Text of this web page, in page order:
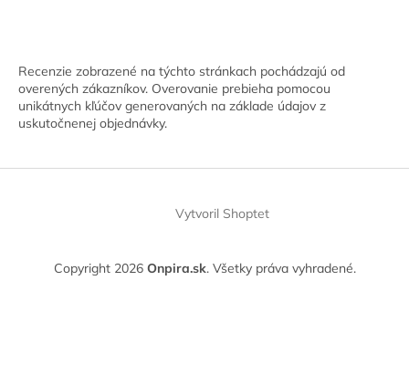
Recenzie zobrazené na týchto stránkach pochádzajú od
overených zákazníkov. Overovanie prebieha pomocou
unikátnych kľúčov generovaných na základe údajov z
uskutočnenej objednávky.
Vytvoril Shoptet
Copyright 2026 Onpira.sk. Všetky práva vyhradené.